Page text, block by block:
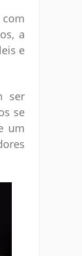
a
e
ser
se
um